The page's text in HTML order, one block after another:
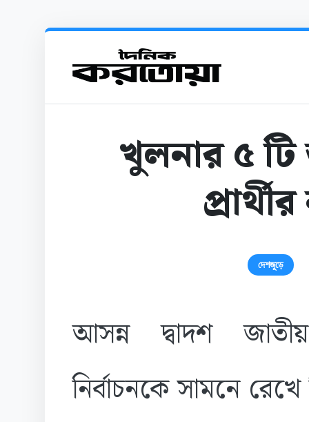
খুলনার ৫
দেশজুড়ে
আসন্ন দ্বাদশ
নির্বাচনকে সামনে